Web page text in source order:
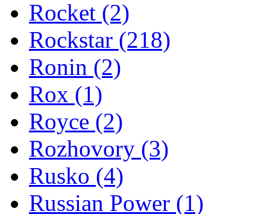
Rocket (2)
Rockstar (218)
Ronin (2)
Rox (1)
Royce (2)
Rozhovory (3)
Rusko (4)
Russian Power (1)